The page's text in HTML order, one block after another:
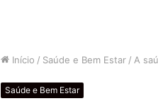
Início / Saúde e Bem Estar / A
Saúde e Bem Estar